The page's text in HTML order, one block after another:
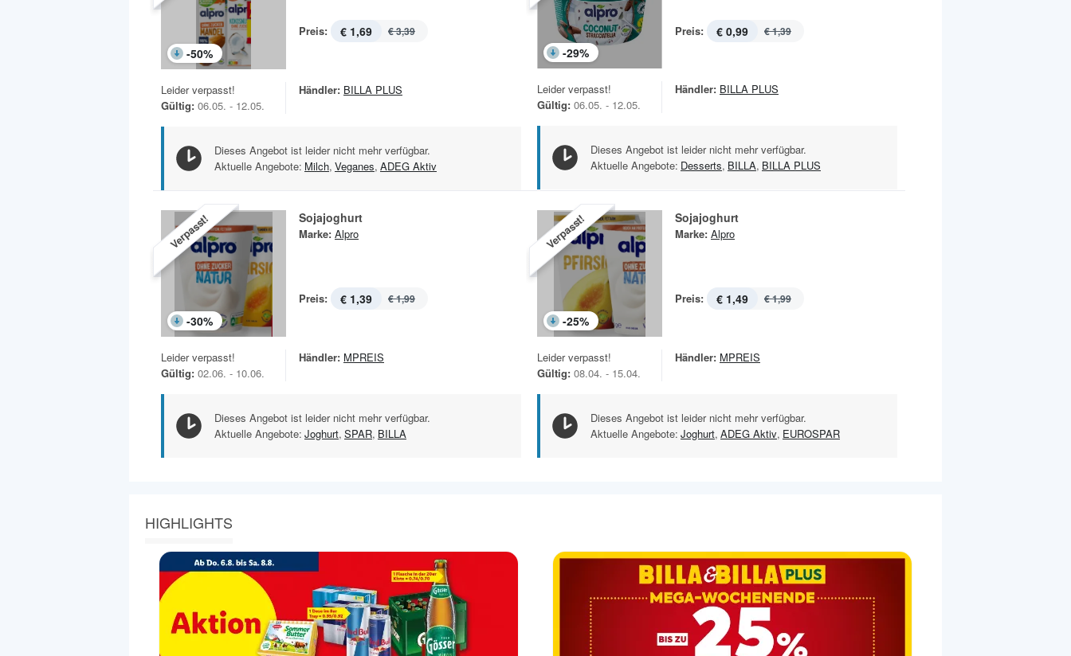
-50%
Preis: € 1,69 € 3,39
Leider verpasst!
Gültig: 06.05. - 12.05.
Händler: BILLA PLUS
Dieses Angebot ist leider nicht mehr verfügbar.
Aktuelle Angebote: Milch, Veganes, ADEG Aktiv
-29%
Preis: € 0,99 € 1,39
Leider verpasst!
Gültig: 06.05. - 12.05.
Händler: BILLA PLUS
Dieses Angebot ist leider nicht mehr verfügbar.
Aktuelle Angebote: Desserts, BILLA, BILLA PLUS
Verpasst!
-30%
Sojajoghurt
Marke: Alpro
Preis: € 1,39 € 1,99
Leider verpasst!
Gültig: 02.06. - 10.06.
Händler: MPREIS
Dieses Angebot ist leider nicht mehr verfügbar.
Aktuelle Angebote: Joghurt, SPAR, BILLA
Verpasst!
-25%
Sojajoghurt
Marke: Alpro
Preis: € 1,49 € 1,99
Leider verpasst!
Gültig: 08.04. - 15.04.
Händler: MPREIS
Dieses Angebot ist leider nicht mehr verfügbar.
Aktuelle Angebote: Joghurt, ADEG Aktiv, EUROSPAR
HIGHLIGHTS